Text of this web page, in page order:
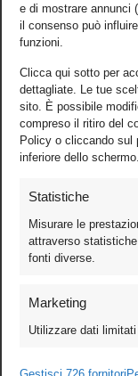
e di mostrare annunci
il consenso può
funzioni.
Clicca qui sotto per
dettagliate. Le tue
sito. È possibile
compreso il ritiro del
Policy o cliccando sul
inferiore dello schermo.
Statistiche
Misurare le
attraverso
fonti diverse.
Marketing
Utilizzare dati